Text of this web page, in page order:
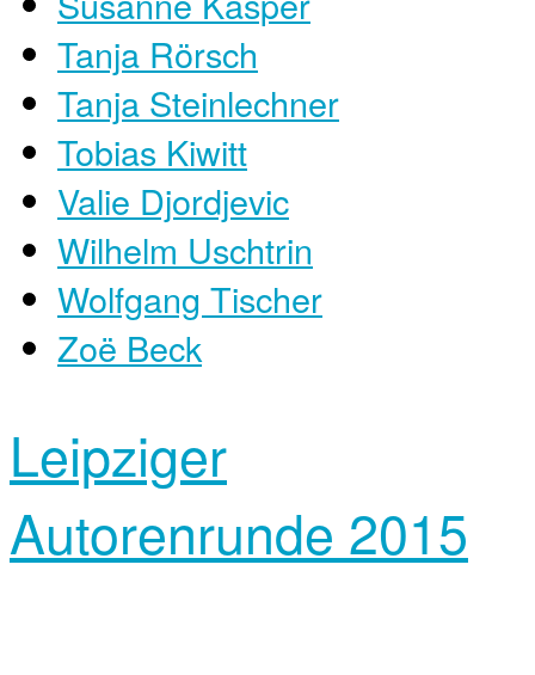
Tanja Rörsch
Tanja Steinlechner
Tobias Kiwitt
Valie Djordjevic
Wilhelm Uschtrin
Wolfgang Tischer
Zoë Beck
Leipziger
Autorenrunde 2015